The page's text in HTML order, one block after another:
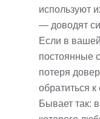
используют
— доводят
Если в
постоянные
потеря
обратиться к
Бывает так: